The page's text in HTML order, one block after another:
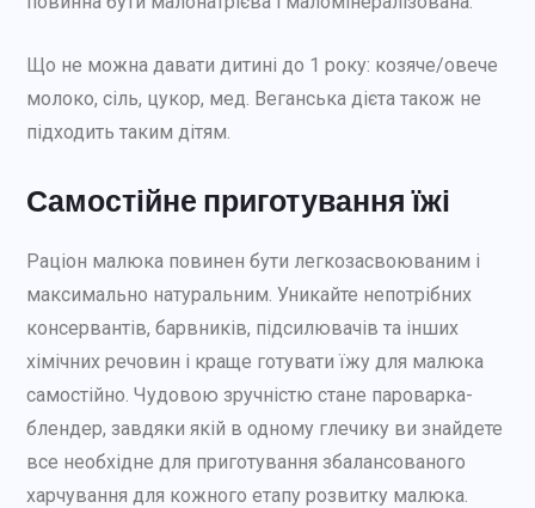
Що не можна давати дитині до 1 року: козяче/овече
молоко, сіль, цукор, мед. Веганська дієта також не
підходить таким дітям.
Самостійне приготування їжі
Раціон малюка повинен бути легкозасвоюваним і
максимально натуральним. Уникайте непотрібних
консервантів, барвників, підсилювачів та інших
хімічних речовин і краще готувати їжу для малюка
самостійно. Чудовою зручністю стане пароварка-
блендер, завдяки якій в одному глечику ви знайдете
все необхідне для приготування збалансованого
харчування для кожного етапу розвитку малюка.